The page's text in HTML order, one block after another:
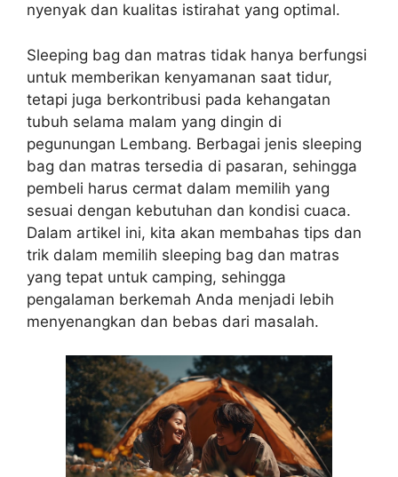
nyenyak dan kualitas istirahat yang optimal.
Sleeping bag dan matras tidak hanya berfungsi
untuk memberikan kenyamanan saat tidur,
tetapi juga berkontribusi pada kehangatan
tubuh selama malam yang dingin di
pegunungan Lembang. Berbagai jenis sleeping
bag dan matras tersedia di pasaran, sehingga
pembeli harus cermat dalam memilih yang
sesuai dengan kebutuhan dan kondisi cuaca.
Dalam artikel ini, kita akan membahas tips dan
trik dalam memilih sleeping bag dan matras
yang tepat untuk camping, sehingga
pengalaman berkemah Anda menjadi lebih
menyenangkan dan bebas dari masalah.